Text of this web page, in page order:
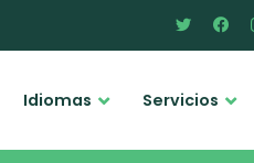
Idiomas Servicios